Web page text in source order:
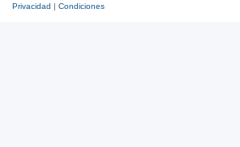
Privacidad | Condiciones